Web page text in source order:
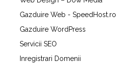
Gazduire Web - SpeedHost.ro
Gazduire WordPress
Servicii SEO
Inregistrari Domenii